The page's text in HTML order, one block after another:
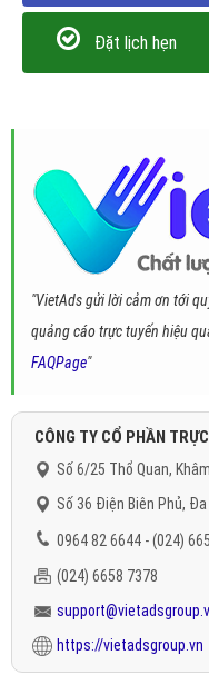
Đặt lịch hẹn
"VietAds gửi lời cảm ơn tới
quảng cáo trực tuyến hiệu
FAQPage"
CÔNG TY CỔ PHẦN
Số 6/25 Thổ Quan,
Số 36 Điện Biên Phủ, Đa
0964 82 6644 - (024)
(024) 6658 7378
https://vietadsgroup.vn